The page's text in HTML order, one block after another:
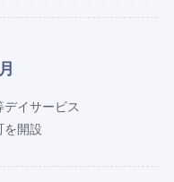
デイサービス
を開設